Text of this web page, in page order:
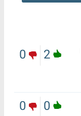
2
0
0
0